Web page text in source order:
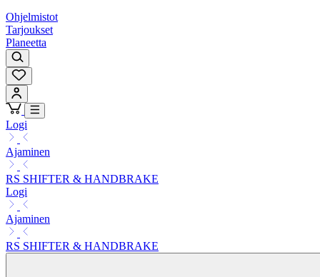
Ohjelmistot
Tarjoukset
Planeetta
Logi
Ajaminen
RS SHIFTER & HANDBRAKE
Logi
Ajaminen
RS SHIFTER & HANDBRAKE